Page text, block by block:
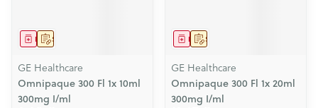
Sur prescription
Médicament
GE Healthcare
Omnipaque 300 Fl 1x 10ml
300mg I/ml
Sur prescription
Médicament
GE Healthcare
Omnipaque 300 Fl 1x 20ml
300mg I/ml